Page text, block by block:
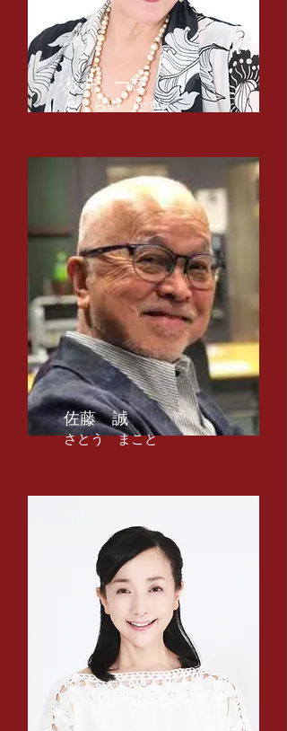
​桜井 一枝
​さくらい かずえ
​佐藤 誠
​さとう まこと